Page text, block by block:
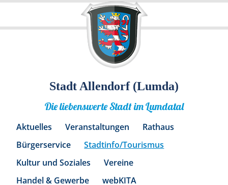
Stadt Allendorf (Lumda)
Die liebenswerte Stadt im Lumdatal
Aktuelles Veranstaltungen
Rathaus
Bürgerservice
Stadtinfo/Tourismus
Kultur und Soziales
Vereine
Handel & Gewerbe
webKITA